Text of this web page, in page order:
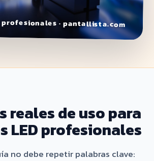
· pantallista.com
reales de uso para
LED profesionales
no debe repetir palabras clave: